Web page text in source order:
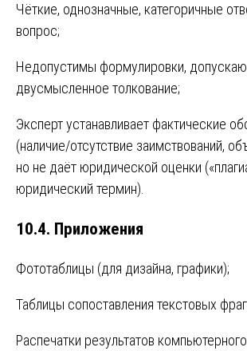
Чёткие, однозначные, категоричные
вопрос;
Недопустимы формулировки,
двусмысленное толкование;
Эксперт устанавливает фактические
(наличие/отсутствие заимствований,
но не даёт юридической оценки
юридический термин).
10.4. Приложения
Фототаблицы (для дизайна, графики);
Таблицы сопоставления текстовых
Распечатки результатов